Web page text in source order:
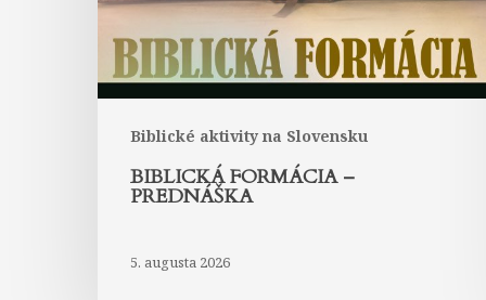
Biblické aktivity na Slovensku
BIBLICKÁ FORMÁCIA –
PREDNÁŠKA
5. augusta 2026